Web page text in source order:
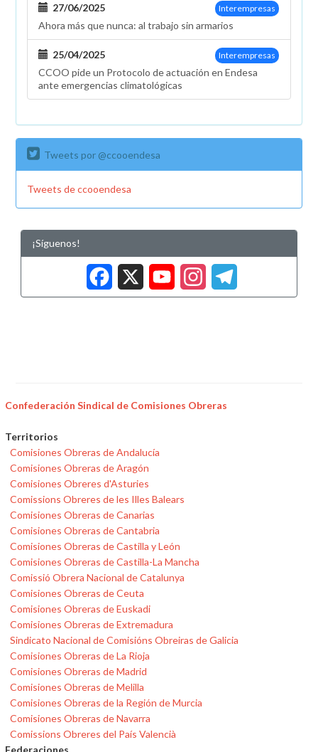
Interempresas
27/06/2025
Ahora más que nunca: al trabajo sin armarios
Interempresas
25/04/2025
CCOO pide un Protocolo de actuación en Endesa
ante emergencias climatológicas
Tweets por @ccooendesa
Tweets de ccooendesa
¡Síguenos!
Facebook
X
Confederación Sindical de Comisiones Obreras
Territorios
Comisiones Obreras de Andalucía
Comisiones Obreras de Aragón
Comisiones Obreres d'Asturies
Comissions Obreres de les Illes Balears
Comisiones Obreras de Canarias
Comisiones Obreras de Cantabria
Comisiones Obreras de Castilla y León
Comisiones Obreras de Castilla-La Mancha
Comissió Obrera Nacional de Catalunya
Comisiones Obreras de Ceuta
Comisiones Obreras de Euskadi
Comisiones Obreras de Extremadura
Sindicato Nacional de Comisións Obreiras de Galicia
Comisiones Obreras de La Rioja
Comisiones Obreras de Madrid
Comisiones Obreras de Melilla
Comisiones Obreras de la Región de Murcia
Comisiones Obreras de Navarra
Comissions Obreres del País Valencià
Federaciones